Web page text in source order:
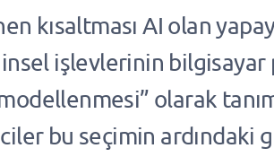
kısaltması AI olan
işlevlerinin bilgisayar
olarak
bu seçimin ardındaki